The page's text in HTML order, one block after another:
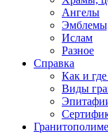
Ангелы
Ислам
Разное
Справка
Как и где
Виды